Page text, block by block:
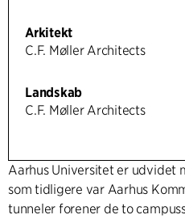
Arkitekt
C.F. Møller Architects
Landskab
C.F. Møller Architects
Aarhus Universitet er udvidet
som tidligere var Aarhus
tunneler forener de to